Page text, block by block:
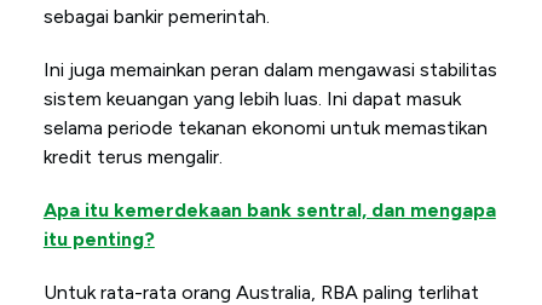
sebagai bankir pemerintah.
Ini juga memainkan peran dalam mengawasi stabilitas
sistem keuangan yang lebih luas. Ini dapat masuk
selama periode tekanan ekonomi untuk memastikan
kredit terus mengalir.
Apa itu kemerdekaan bank sentral, dan mengapa
itu penting?
Untuk rata-rata orang Australia, RBA paling terlihat